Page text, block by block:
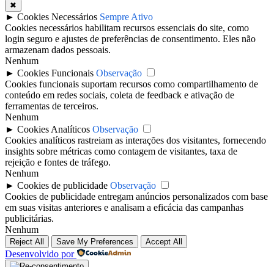
✖
► Cookies Necessários Sempre Ativo
Cookies necessários habilitam recursos essenciais do site, como
login seguro e ajustes de preferências de consentimento. Eles não
armazenam dados pessoais.
Nenhum
► Cookies Funcionais Observação
Cookies funcionais suportam recursos como compartilhamento de
conteúdo em redes sociais, coleta de feedback e ativação de
ferramentas de terceiros.
Nenhum
► Cookies Analíticos Observação
Cookies analíticos rastreiam as interações dos visitantes, fornecendo
insights sobre métricas como contagem de visitantes, taxa de
rejeição e fontes de tráfego.
Nenhum
► Cookies de publicidade Observação
Cookies de publicidade entregam anúncios personalizados com base
em suas visitas anteriores e analisam a eficácia das campanhas
publicitárias.
Nenhum
Reject All Save My Preferences Accept All
Desenvolvido por